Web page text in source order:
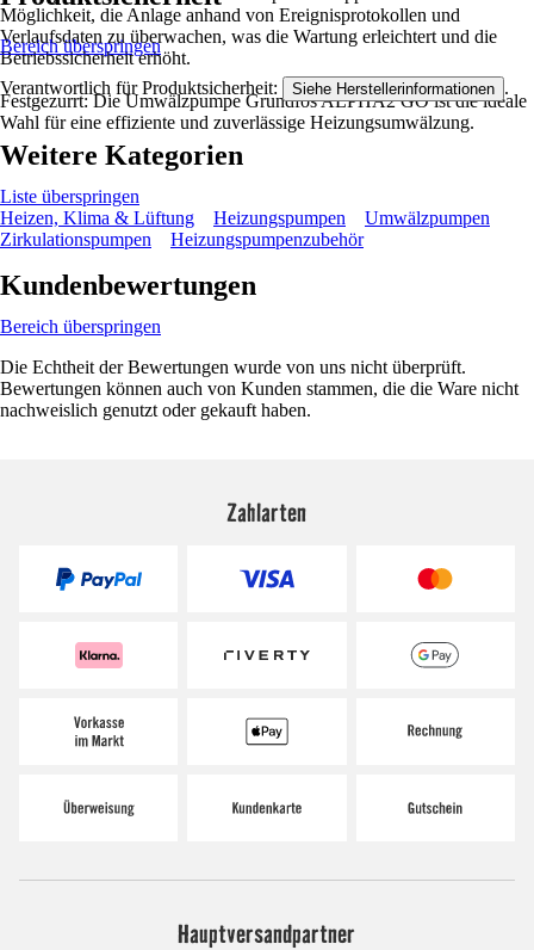
Möglichkeit, die Anlage anhand von Ereignisprotokollen und
Verlaufsdaten zu überwachen, was die Wartung erleichtert und die
Betriebssicherheit erhöht.
Festgezurrt: Die Umwälzpumpe Grundfos ALPHA2 GO ist die ideale
Wahl für eine effiziente und zuverlässige Heizungsumwälzung.
Bereich überspringen
Verantwortlich für Produktsicherheit: Siehe Herstellerinformationen .
Weitere Kategorien
Liste überspringen
Heizen, Klima & Lüftung
Heizungspumpen
Umwälzpumpen
Zirkulationspumpen
Heizungspumpenzubehör
Kundenbewertungen
Bereich überspringen
Die Echtheit der Bewertungen wurde von uns nicht überprüft.
Bewertungen können auch von Kunden stammen, die die Ware nicht
nachweislich genutzt oder gekauft haben.
Zahlarten
Hauptversandpartner